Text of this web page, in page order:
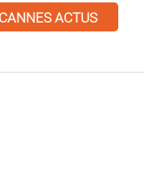
ACTUS